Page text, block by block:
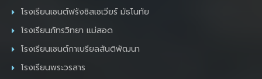
โรงเรียนเซนต์ฟรังซิสเซเวียร์ มัธโนทัย
โรงเรียนภัทรวิทยา แม่สอด
โรงเรียนเซนต์กาเบรียลสันติพัฒนา
โรงเรียนพระวรสาร